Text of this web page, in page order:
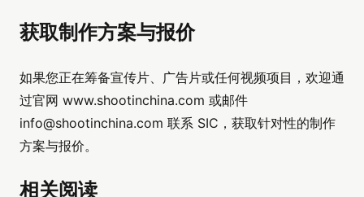
获取制作方案与报价
如果您正在筹备宣传片、广告片或任何视频项目，欢迎通
过官网 www.shootinchina.com 或邮件
info@shootinchina.com 联系 SIC，获取针对性的制作
方案与报价。
相关阅读